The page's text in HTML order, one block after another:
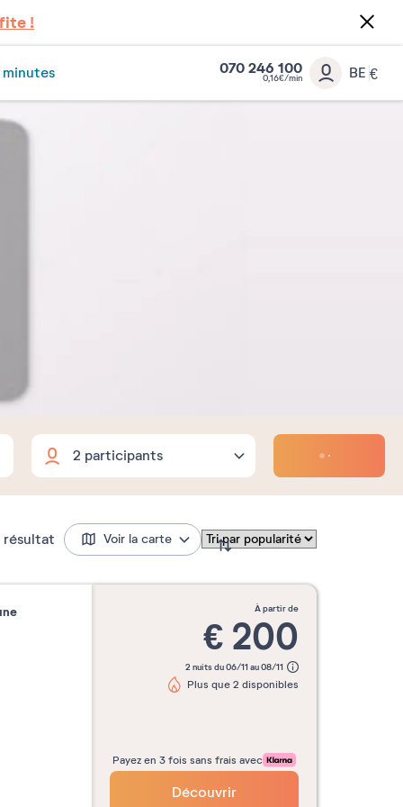
!
070 246 100
0,16€/min BE €
end 5 nuits
Adultes
Enfants
3 à 17 ans inclus 0
0
résultat Voir la carte
à partir de
€ 200
2 nuits du 06/11 au 08/11
Plus que 2 disponibles
Payez en 3 fois sans frais avec
Découvrir